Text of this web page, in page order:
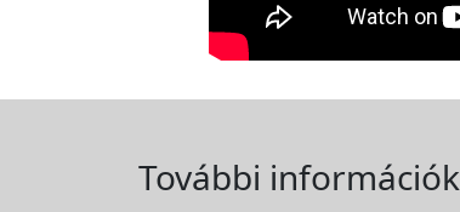
További információk